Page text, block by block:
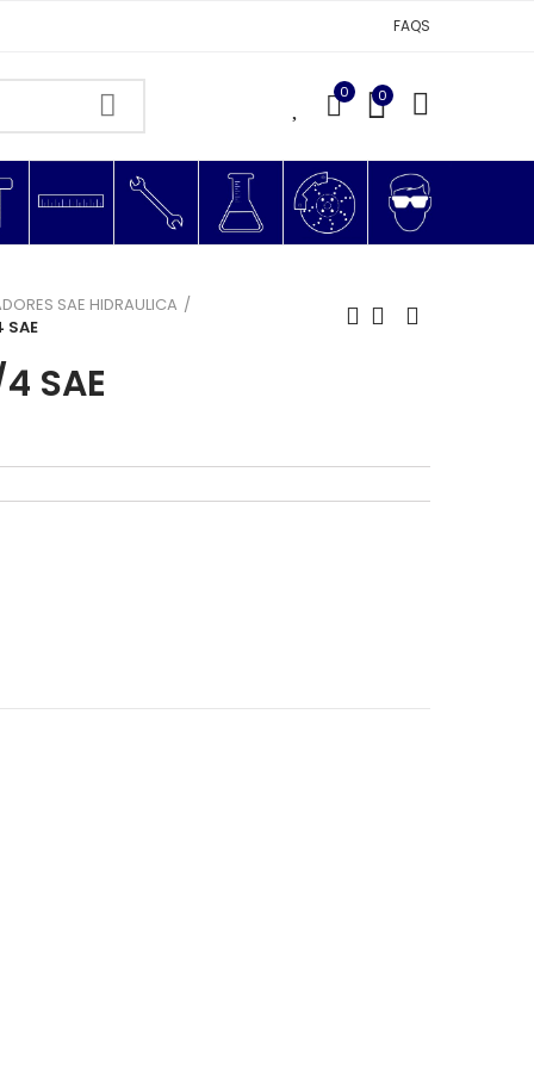
FAQS
0 0
SAE HIDRAULICA
SAE
SAE